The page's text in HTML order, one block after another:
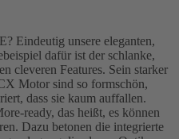
Eindeutig unsere eleganten,
dafür ist der schlanke,
cleveren Features. Sein starker
Motor sind so formschön,
dass sie kaum auffallen.
ready, das heißt, es können
Dazu betonen die integrierte